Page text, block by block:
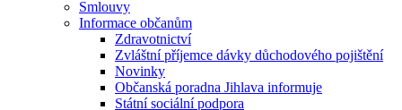
Smlouvy
Informace občanům
Zdravotnictví
Zvláštní příjemce dávky důchodového pojištění
Novinky
Občanská poradna Jihlava informuje
Státní sociální podpora